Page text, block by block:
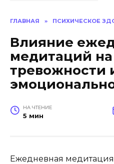
ГЛАВНАЯ » ПСИХИЧЕСКОЕ
Влияние
медитаций
тревожности
НА ЧТЕНИЕ
5 мин
Ежедневная медитация